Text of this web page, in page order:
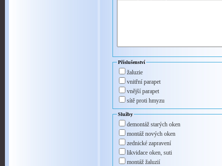
Příslušenství
žaluzie
vnitřní parapet
vnější parapet
sítě proti hmyzu
Služby
demontáž starých oken
montáž nových oken
zednické zapravení
likvidace oken, suti
montáž žaluzií